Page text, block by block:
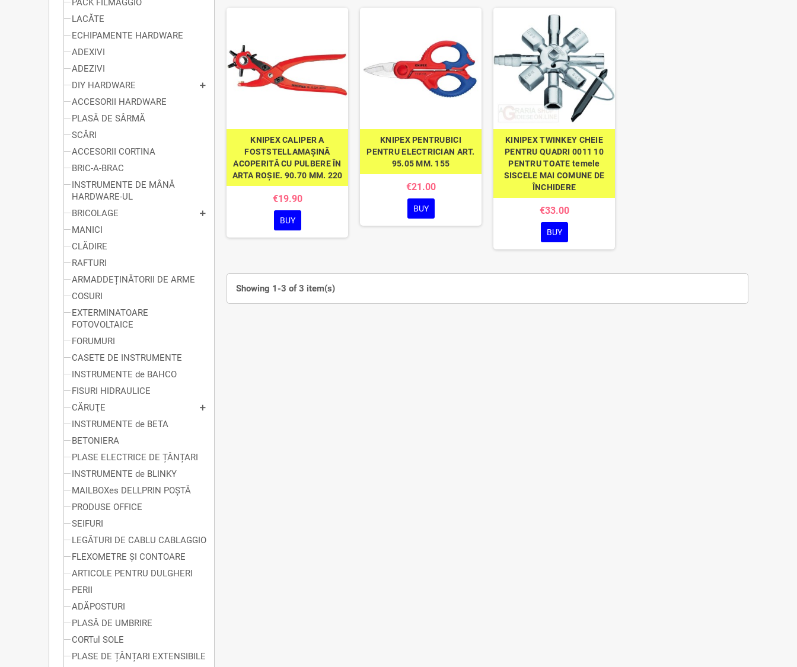
PACK FILMAGGIO
LACĂTE
ECHIPAMENTE HARDWARE
ADEXIVI
ADEZIVI
DIY HARDWARE
ACCESORII HARDWARE
PLASĂ DE SÂRMĂ
SCĂRI
ACCESORII CORTINA
BRIC-A-BRAC
INSTRUMENTE DE MÂNĂ
HARDWARE-UL
BRICOLAGE
MANICI
CLĂDIRE
RAFTURI
ARMADDEȚINĂTORII DE ARME
COSURI
EXTERMINATOARE
FOTOVOLTAICE
FORUMURI
CASETE DE INSTRUMENTE
INSTRUMENTE de BAHCO
FISURI HIDRAULICE
CĂRUŢE
INSTRUMENTE de BETA
BETONIERA
PLASE ELECTRICE DE ȚÂNȚARI
INSTRUMENTE de BLINKY
MAILBOXes DELLPRIN POȘTĂ
PRODUSE OFFICE
SEIFURI
LEGĂTURI DE CABLU CABLAGGIO
FLEXOMETRE ȘI CONTOARE
ARTICOLE PENTRU DULGHERI
PERII
ADĂPOSTURI
PLASĂ DE UMBRIRE
CORTul SOLE
PLASE DE ȚÂNȚARI EXTENSIBILE
KNIPEX CALIPER A
FOSTSTELLAMAȘINĂ
ACOPERITĂ CU PULBERE ÎN
ARTA ROȘIE. 90.70 MM. 220
€19.90
BUY
KNIPEX PENTRUBICI
PENTRU ELECTRICIAN ART.
95.05 MM. 155
€21.00
BUY
KINIPEX TWINKEY CHEIE
PENTRU QUADRI 0011 10
PENTRU TOATE temele
SISCELE MAI COMUNE DE
ÎNCHIDERE
€33.00
BUY
Showing 1-3 of 3 item(s)